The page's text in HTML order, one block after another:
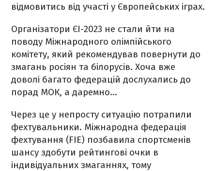
відмовитись від участі у Європейських іграх.
Організатори ЄІ-2023 не стали йти на
поводу Міжнародного олімпійського
комітету, який рекомендував повернути до
змагань росіян та білорусів. Хоча вже
доволі багато федерацій дослухались до
порад МОК, а даремно...
Через це у непросту ситуацію потрапили
фехтувальники. Міжнародна федерація
фехтування (FIE) позбавила спортсменів
шансу здобути рейтингові очки в
індивідуальних змаганнях, тому